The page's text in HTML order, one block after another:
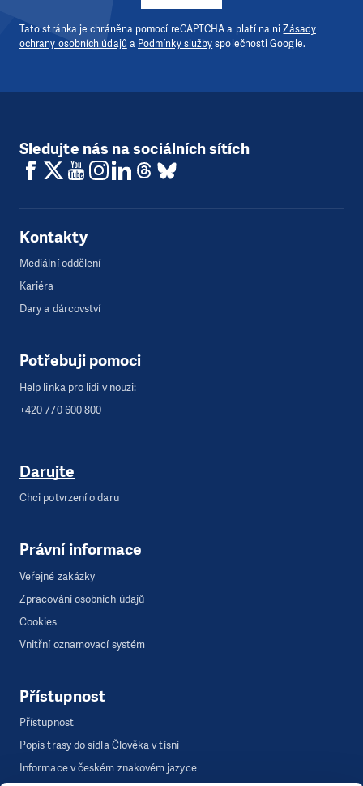
Tato stránka je chráněna pomocí reCAPTCHA a platí na niZásady
ochrany osobních údajů a Podmínky službyspolečnosti Google.
Sledujte nás na sociálních sítích
Kontakty
Mediální oddělení
Kariéra
Dary a dárcovství
Potřebuji pomoci
Help linka pro lidi v nouzi:
+420 770 600 800
Darujte
Chci potvrzení o daru
Právní informace
Veřejné zakázky
Zpracování osobních údajů
Cookies
Vnitřní oznamovací systém
Přístupnost
Přístupnost
Popis trasy do sídla Člověka v tísni
Informace v českém znakovém jazyce